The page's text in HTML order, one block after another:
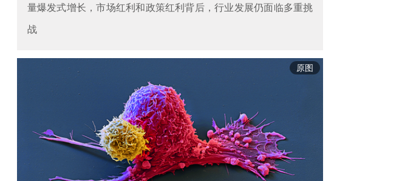
量爆发式增长，市场红利和政策红利背后，行业发展仍面临多重挑
战
原图